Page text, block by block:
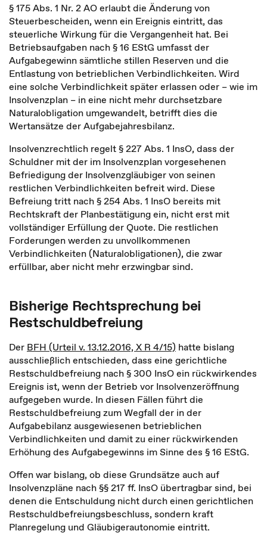
§ 175 Abs. 1 Nr. 2 AO erlaubt die Änderung von
Steuerbescheiden, wenn ein Ereignis eintritt, das
steuerliche Wirkung für die Vergangenheit hat. Bei
Betriebsaufgaben nach § 16 EStG umfasst der
Aufgabegewinn sämtliche stillen Reserven und die
Entlastung von betrieblichen Verbindlichkeiten. Wird
eine solche Verbindlichkeit später erlassen oder – wie im
Insolvenzplan – in eine nicht mehr durchsetzbare
Naturalobligation umgewandelt, betrifft dies die
Wertansätze der Aufgabejahresbilanz.
Insolvenzrechtlich regelt § 227 Abs. 1 InsO, dass der
Schuldner mit der im Insolvenzplan vorgesehenen
Befriedigung der Insolvenzgläubiger von seinen
restlichen Verbindlichkeiten befreit wird. Diese
Befreiung tritt nach § 254 Abs. 1 InsO bereits mit
Rechtskraft der Planbestätigung ein, nicht erst mit
vollständiger Erfüllung der Quote. Die restlichen
Forderungen werden zu unvollkommenen
Verbindlichkeiten (Naturalobligationen), die zwar
erfüllbar, aber nicht mehr erzwingbar sind.
Bisherige Rechtsprechung bei
Restschuldbefreiung
Der BFH (Urteil v. 13.12.2016, X R 4/15) hatte bislang
ausschließlich entschieden, dass eine gerichtliche
Restschuldbefreiung nach § 300 InsO ein rückwirkendes
Ereignis ist, wenn der Betrieb vor Insolvenzeröffnung
aufgegeben wurde. In diesen Fällen führt die
Restschuldbefreiung zum Wegfall der in der
Aufgabebilanz ausgewiesenen betrieblichen
Verbindlichkeiten und damit zu einer rückwirkenden
Erhöhung des Aufgabegewinns im Sinne des § 16 EStG.
Offen war bislang, ob diese Grundsätze auch auf
Insolvenzpläne nach §§ 217 ff. InsO übertragbar sind, bei
denen die Entschuldung nicht durch einen gerichtlichen
Restschuldbefreiungsbeschluss, sondern kraft
Planregelung und Gläubigerautonomie eintritt.